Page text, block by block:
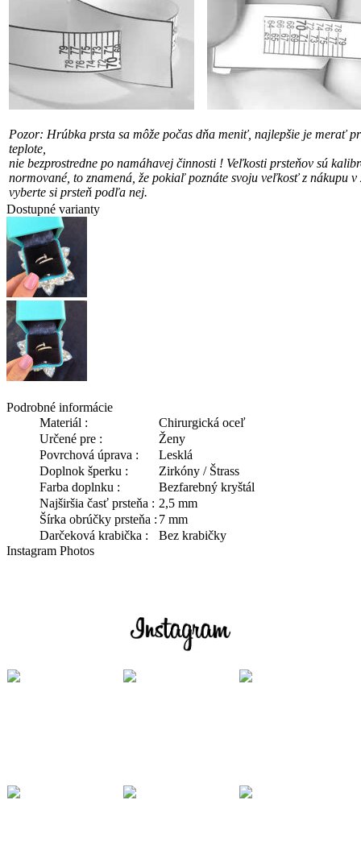
Pozor: Hrúbka prsta sa môže počas dňa meniť, najlepšie je merať
teplote,
nie bezprostredne po namáhavej činnosti ! Veľkosti prsteňov sú
normované, to znamená, že pokiaľ poznáte svoju veľkosťz nákupu v
vyberte si prsteň podľa nej.
Dostupné varianty
Podrobné informácie
Materiál :
Chirurgická oceľ
Určené pre :
Ženy
Povrchová úprava :
Lesklá
Doplnok šperku :
Zirkóny / Štrass
Farba doplnku :
Bezfarebný kryštál
Najširšia časť prsteňa : 2,5 mm
Šírka obrúčky prsteňa : 7 mm
Darčeková krabička :
Bez krabičky
Instagram Photos